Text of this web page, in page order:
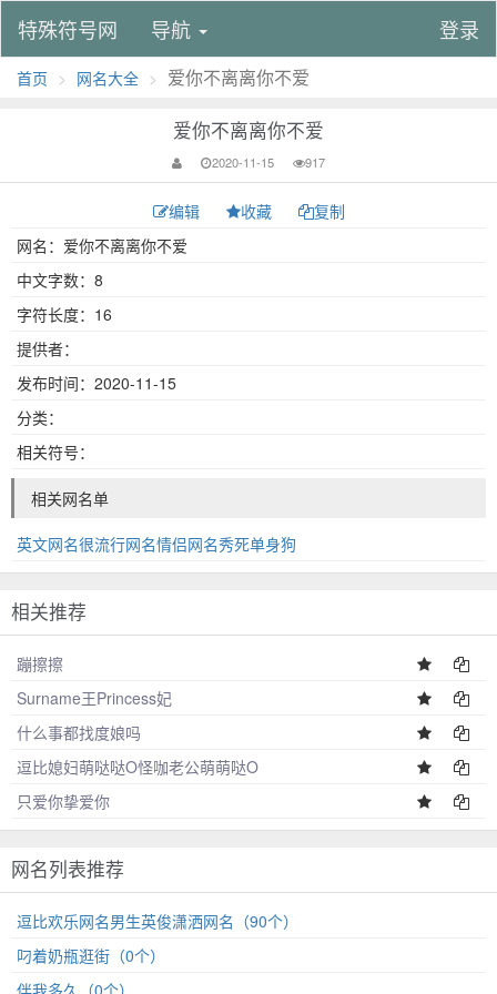
特殊符号网 导航 登录
首页 网名大全 爱你不离离你不爱
爱你不离离你不爱
2020-11-15 917
编辑 收藏
复制
网名：爱你不离离你不爱
中文字数：8
字符长度：16
提供者：
发布时间：2020-11-15
分类：
相关符号：
相关网名单
英文网名很流行网名情侣网名秀死单身狗
相关推荐
蹦擦擦
Surname王Princess妃
什么事都找度娘吗
逗比媳妇萌哒哒O怪咖老公萌萌哒O
只爱你挚爱你
网名列表推荐
逗比欢乐网名男生英俊潇洒网名（90个）
叼着奶瓶逛街（0个）
伴我多久（0个）